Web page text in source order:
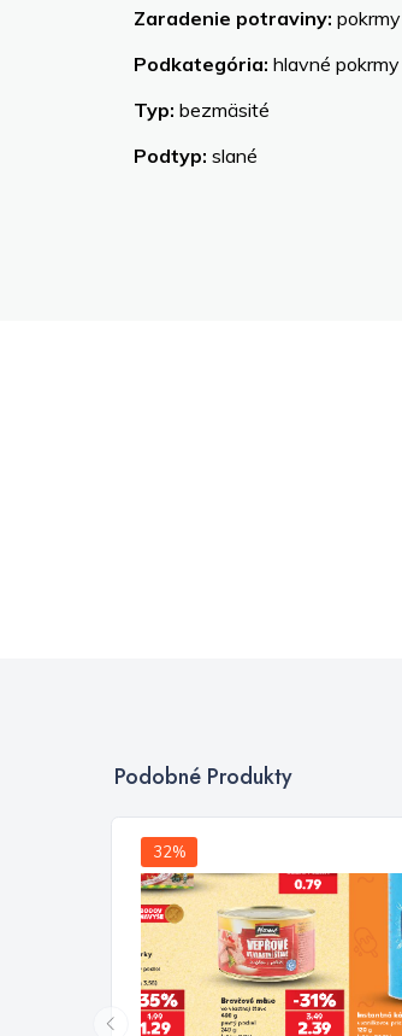
Zaradenie potraviny: pokrmy
Podkategória: hlavné pokrmy
Typ: bezmäsité
Podtyp: slané
Podobné Produkty
32%